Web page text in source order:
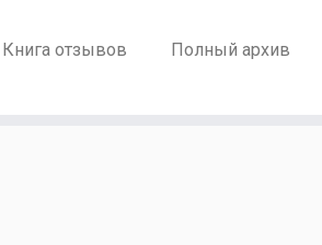
Книга отзывов Полный архив